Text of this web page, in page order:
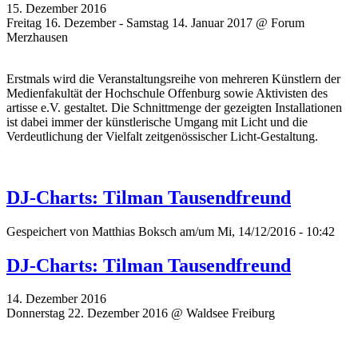
15. Dezember 2016
Freitag 16. Dezember - Samstag 14. Januar 2017 @ Forum
Merzhausen
Erstmals wird die Veranstaltungsreihe von mehreren Künstlern der
Medienfakultät der Hochschule Offenburg sowie Aktivisten des
artisse e.V. gestaltet. Die Schnittmenge der gezeigten Installationen
ist dabei immer der künstlerische Umgang mit Licht und die
Verdeutlichung der Vielfalt zeitgenössischer Licht-Gestaltung.
DJ-Charts: Tilman Tausendfreund
Gespeichert von Matthias Boksch am/um Mi, 14/12/2016 - 10:42
DJ-Charts: Tilman Tausendfreund
14. Dezember 2016
Donnerstag 22. Dezember 2016 @ Waldsee Freiburg